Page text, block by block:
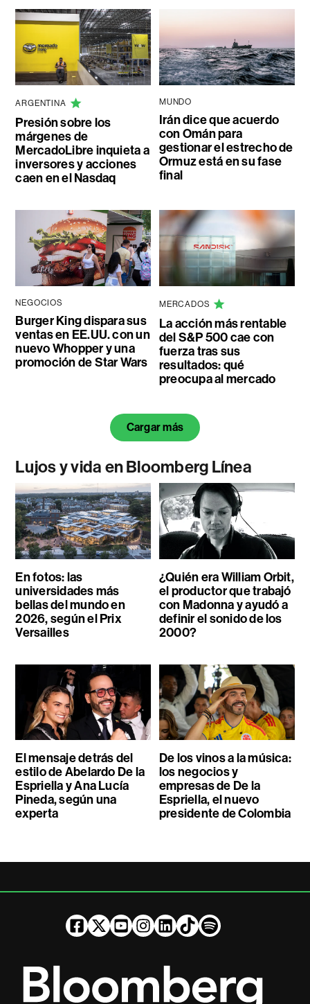
ARGENTINA
Presión sobre los
márgenes de
MercadoLibre inquieta a
inversores y acciones
caen en el Nasdaq
MUNDO
Irán dice que acuerdo
con Omán para
gestionar el estrecho de
Ormuz está en su fase
final
NEGOCIOS
Burger King dispara sus
ventas en EE.UU. con un
nuevo Whopper y una
promoción de Star Wars
MERCADOS
La acción más rentable
del S&P 500 cae con
fuerza tras sus
resultados: qué
preocupa al mercado
Cargar más
Lujos y vida en Bloomberg Línea
En fotos: las
universidades más
bellas del mundo en
2026, según el Prix
Versailles
¿Quién era William Orbit,
el productor que trabajó
con Madonna y ayudó a
definir el sonido de los
2000?
El mensaje detrás del
estilo de Abelardo De la
Espriella y Ana Lucía
Pineda, según una
experta
De los vinos a la música:
los negocios y
empresas de De la
Espriella, el nuevo
presidente de Colombia